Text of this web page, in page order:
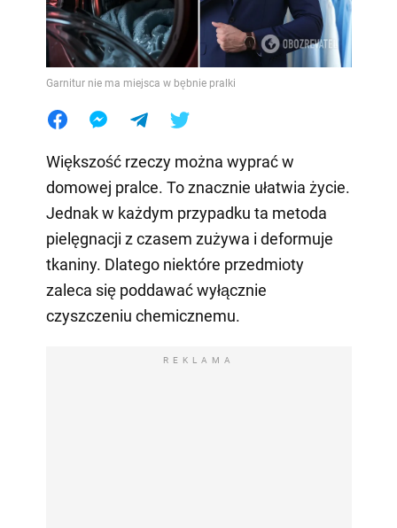
Garnitur nie ma miejsca w bębnie pralki
Większość rzeczy można wyprać w
domowej pralce. To znacznie ułatwia życie.
Jednak w każdym przypadku ta metoda
pielęgnacji z czasem zużywa i deformuje
tkaniny. Dlatego niektóre przedmioty
zaleca się poddawać wyłącznie
czyszczeniu chemicznemu.
REKLAMA